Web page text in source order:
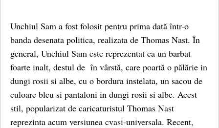
Unchiul Sam a fost folosit pentru prima dată într-o
banda desenata politica, realizata de Thomas Nast. În
general, Unchiul Sam este reprezentat ca un barbat
foarte inalt, destul de în vârstă, care poartă o pălărie in
dungi rosii si albe, cu o bordura instelata, un sacou de
culoare bleu si pantaloni in dungi rosii si albe. Acest
stil, popularizat de caricaturistul Thomas Nast
reprezinta acum versiunea cvasi-universala. Recent,